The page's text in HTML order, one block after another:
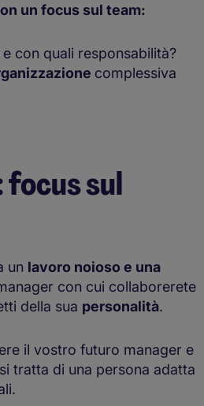
un focus sul team:
e con quali responsabilità?
complessiva
sul
un lavoro noioso e una
con cui collaborerete
della sua personalità.
il vostro futuro manager e
tratta di una persona adatta